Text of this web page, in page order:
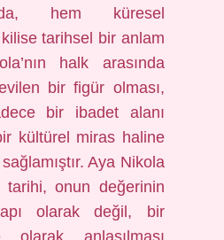
hem küresel
tarihsel bir anlam
halk arasında
bir figür olması,
bir ibadet alanı
kültürel miras haline
Aya Nikola
tarihi, onun değerinin
olarak değil, bir
olarak anlaşılması